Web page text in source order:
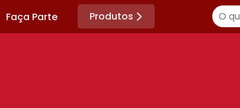
Faça Parte Produtos